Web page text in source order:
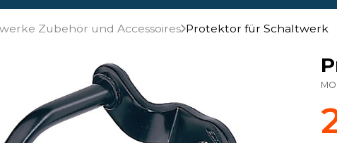
Zubehör und Accessoires Protektor für Schaltwerk